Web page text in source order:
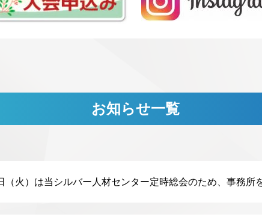
お知らせ一覧
（火）は当シルバー人材センター定時総会のため、事務所